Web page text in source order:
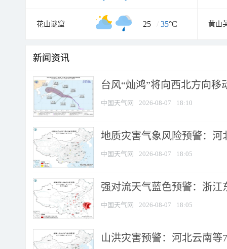
花山谜窟 25 / 35°C 黄山
新闻资讯
台风“灿鸿”将向西北方向移
中国天气网 2026-08-07 18:10
地质灾害气象风险预警：河
中国天气网 2026-08-07 18:05
强对流天气蓝色预警：浙江
中国天气网 2026-08-07 18:05
山洪灾害预警：河北云南